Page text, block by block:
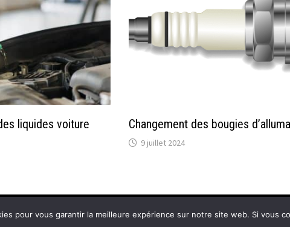
liquides voiture Changement des bougies
9 juillet 2024
Auto / Moto pour tous.
pour vous garantir la meilleure expérience sur notre site web. Si vous